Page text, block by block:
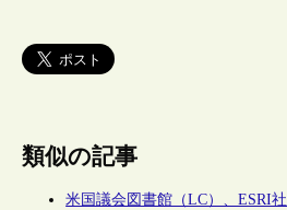
類似の記事
米国議会図書館（LC）、ESRI社